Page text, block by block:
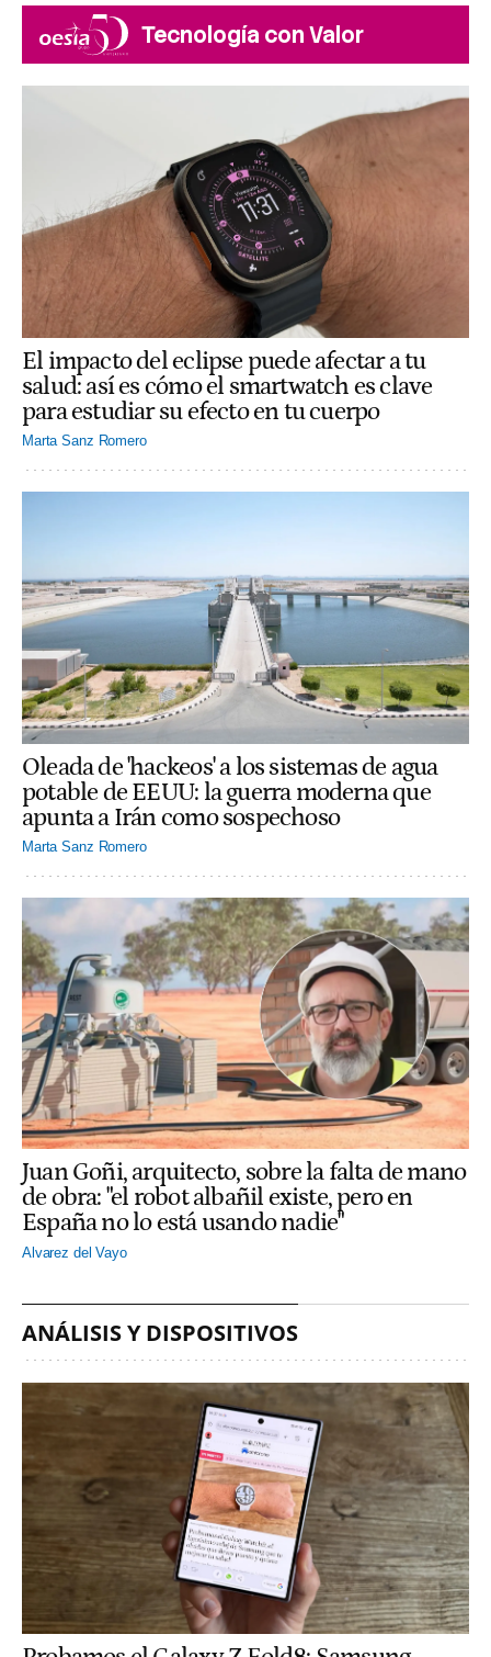
Tecnología con Valor
El impacto del eclipse puede afectar a tu
salud: así es cómo el smartwatch es clave
para estudiar su efecto en tu cuerpo
Marta Sanz Romero
Oleada de 'hackeos' a los sistemas de agua
potable de EEUU: la guerra moderna que
apunta a Irán como sospechoso
Marta Sanz Romero
Juan Goñi, arquitecto, sobre la falta de mano
de obra: "el robot albañil existe, pero en
España no lo está usando nadie"
Alvarez del Vayo
ANÁLISIS Y DISPOSITIVOS